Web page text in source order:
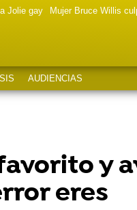
Jolie gay Mujer Bruce Willis
AUDIENCIAS
y
eres